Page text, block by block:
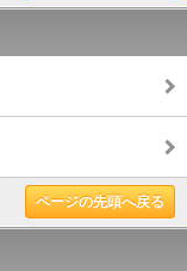
ページの先頭へ戻る